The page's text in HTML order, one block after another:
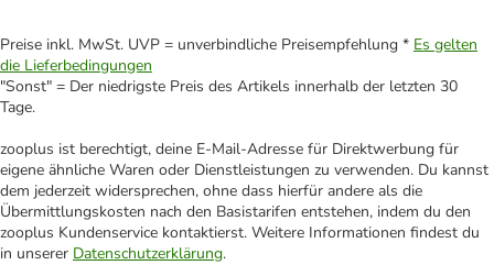
Preise inkl. MwSt. UVP = unverbindliche Preisempfehlung * Es gelten
die Lieferbedingungen
"Sonst" = Der niedrigste Preis des Artikels innerhalb der letzten 30
Tage.
zooplus ist berechtigt, deine E-Mail-Adresse für Direktwerbung für
eigene ähnliche Waren oder Dienstleistungen zu verwenden. Du kannst
dem jederzeit widersprechen, ohne dass hierfür andere als die
Übermittlungskosten nach den Basistarifen entstehen, indem du den
zooplus Kundenservice kontaktierst. Weitere Informationen findest du
in unserer Datenschutzerklärung.